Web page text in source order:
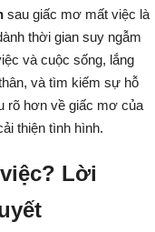
sau giấc mơ mất việc là
thời gian suy ngẫm
và cuộc sống, lắng
và tìm kiếm sự hỗ
rõ hơn về giấc mơ của
thiện tình hình.
Lời